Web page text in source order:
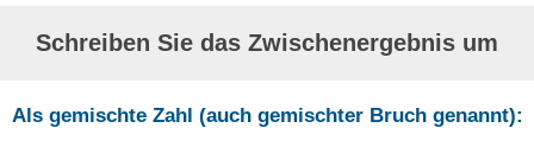
Schreiben Sie das Zwischenergebnis um
Als gemischte Zahl (auch gemischter Bruch genannt):